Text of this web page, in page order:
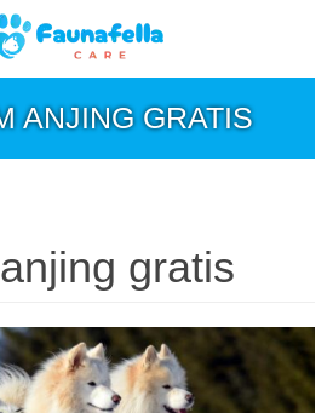
ANJING GRATIS
gratis